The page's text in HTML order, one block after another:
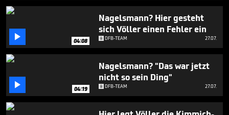
 04:08
Nagelsmann? Hier gesteht
sich Völler einen Fehler ein
DFB-TEAM 27.07.
 04:19
Nagelsmann? "Das war jetzt
nicht so sein Ding"
DFB-TEAM 27.07.